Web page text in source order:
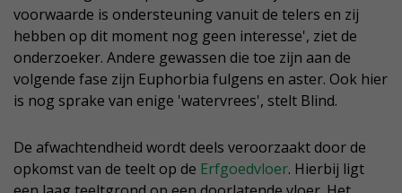
voorwaarde is ondersteuning vanuit de telers en zij
hebben op dit moment nog geen interesse', ziet de
onderzoeker. Andere gewassen die toe zijn aan de
volgende fase zijn Euphorbia fulgens en aster. Ook hier
is nog sprake van enige 'watervrees', stelt Blind.
De afwachtendheid wordt deels veroorzaakt door de
opkomst van de teelt op de Erfgoedvloer. Hierbij ligt